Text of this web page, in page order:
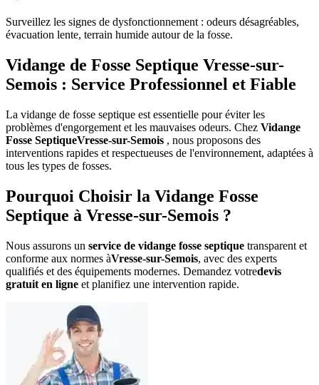
Surveillez les signes de dysfonctionnement : odeurs désagréables,
évacuation lente, terrain humide autour de la fosse.
Vidange de Fosse Septique Vresse-sur-
Semois : Service Professionnel et Fiable
La vidange de fosse septique est essentielle pour éviter les
problèmes d'engorgement et les mauvaises odeurs. Chez Vidange
Fosse SeptiqueVresse-sur-Semois , nous proposons des
interventions rapides et respectueuses de l'environnement, adaptées à
tous les types de fosses.
Pourquoi Choisir la Vidange Fosse
Septique à Vresse-sur-Semois ?
Nous assurons un service de vidange fosse septique transparent et
conforme aux normes àVresse-sur-Semois, avec des experts
qualifiés et des équipements modernes. Demandez votredevis
gratuit en ligne et planifiez une intervention rapide.